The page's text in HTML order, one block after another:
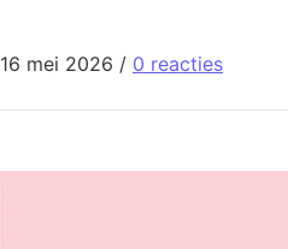
16 mei 2026 / 0 reacties